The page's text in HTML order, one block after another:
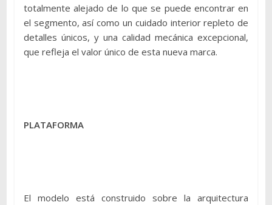
totalmente alejado de lo que se puede encontrar en
el segmento, así como un cuidado interior repleto de
detalles únicos, y una calidad mecánica excepcional,
que refleja el valor único de esta nueva marca.
PLATAFORMA
El modelo está construido sobre la arquitectura